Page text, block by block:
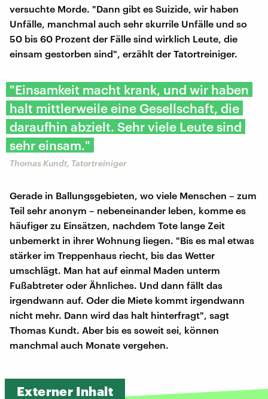
versuchte Morde. "Dann gibt es Suizide, wir haben
Unfälle, manchmal auch sehr skurrile Unfälle und so
50 bis 60 Prozent der Fälle sind wirklich Leute, die
einsam gestorben sind", erzählt der Tatortreiniger.
"Einsamkeit macht krank, und wir haben
halt mittlerweile eine Gesellschaft, die
daraufhin abzielt. Sehr viele Leute sind
sehr einsam."
Thomas Kundt, Tatortreiniger
Gerade in Ballungsgebieten, wo viele Menschen – zum
Teil sehr anonym – nebeneinander leben, komme es
häufiger zu Einsätzen, nachdem Tote lange Zeit
unbemerkt in ihrer Wohnung liegen. "Bis es mal etwas
stärker im Treppenhaus riecht, bis das Wetter
umschlägt. Man hat auf einmal Maden unterm
Fußabtreter oder Ähnliches. Und dann fällt das
irgendwann auf. Oder die Miete kommt irgendwann
nicht mehr. Dann wird das halt hinterfragt", sagt
Thomas Kundt. Aber bis es soweit sei, können
manchmal auch Monate vergehen.
Externer Inhalt